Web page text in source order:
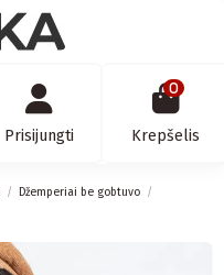
Prisijungti
0
Krepšelis
Džemperiai be gobtuvo